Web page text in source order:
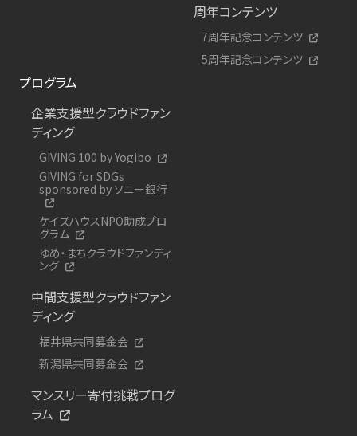
周年コンテンツ
7周年記念コンテンツ
5周年記念コンテンツ
プログラム
企業支援型クラウドファン
ディング
GIVING 100 by Yogibo
GIVING for SDGs
sponsored by ソニー銀行
ケイズハウスNPO助成プロ
グラム
ゆめ・まちクラウドファンディ
ング
中間支援型クラウドファン
ディング
福井県共同募金会
新潟県共同募金会
マンスリー寄付挑戦プログ
ラム